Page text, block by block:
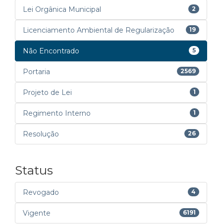
Lei Orgânica Municipal 2
Licenciamento Ambiental de Regularização 19
Não Encontrado 5
Portaria 2569
Projeto de Lei 1
Regimento Interno 1
Resolução 26
Status
Revogado 4
Vigente 6191